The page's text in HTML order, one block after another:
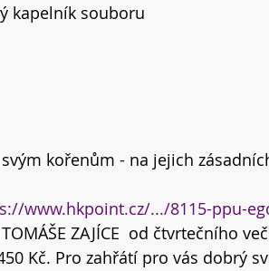
kapelník souboru
kořenům - na jejich
www.hkpoint.cz/.../8115-ppu-
ZAJÍCE  od čtvrtečního
Kč. Pro zahřátí pro vás dobrý